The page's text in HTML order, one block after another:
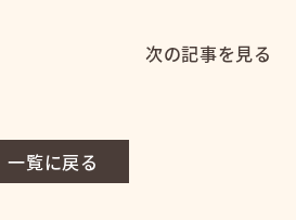
一覧に戻る
次の記事を見る